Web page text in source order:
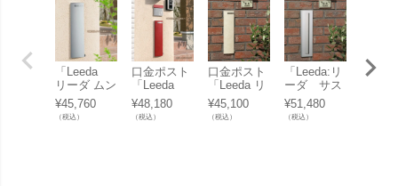
「Leeda
リーダ ムン
ト 後ろ出
し アルミ
シルバー」
¥45,760
（税込）
口金ポスト
「Leeda
リーダ ムン
ト 後ろ出
し」 ※ダ
¥48,180
（税込）
口金ポスト
「Leeda リ
ーダ ムント
前出し」 ダ
イヤル錠付
¥45,100
（税込）
「Leeda:リ
ーダ サス
レザー 後
ろ出し ステ
ンレスシル
¥51,480
（税込）
「